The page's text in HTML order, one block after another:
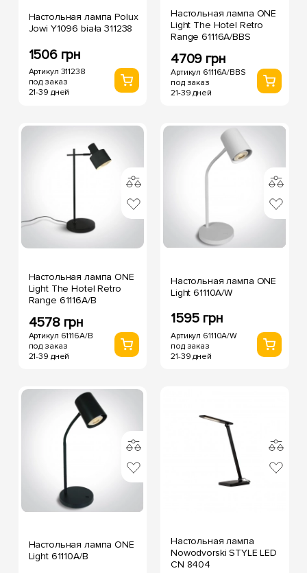
Настольная лампа Polux
Jowi Y1096 biała 311238
1506 грн
Артикул 311238
под заказ
21-39 дней
Настольная лампа ONE
Light The Hotel Retro
Range 61116A/BBS
4709 грн
Артикул 61116A/BBS
под заказ
21-39 дней
Настольная лампа ONE
Light The Hotel Retro
Range 61116A/B
4578 грн
Артикул 61116A/B
под заказ
21-39 дней
Настольная лампа ONE
Light 61110A/W
1595 грн
Артикул 61110A/W
под заказ
21-39 дней
Настольная лампа ONE
Light 61110A/B
Настольная лампа
Nowodvorski STYLE LED
CN 8404